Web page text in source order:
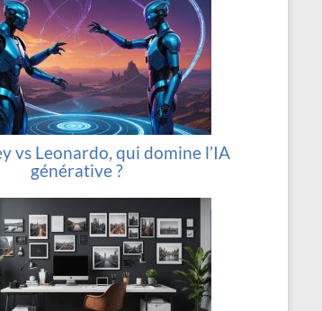
vs Leonardo, qui domine l’IA
générative ?